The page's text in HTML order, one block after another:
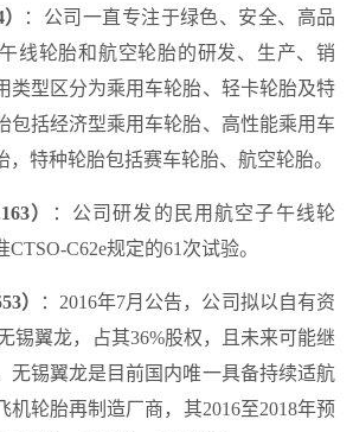
：公司一直专注于绿色、安全、高品
线轮胎和航空轮胎的研发、生产、销
类型区分为乘用车轮胎、轻卡轮胎及特
包括经济型乘用车轮胎、高性能乘用车
，特种轮胎包括赛车轮胎、航空轮胎。
）
：公司研发的民用航空子午线轮
C62e规定的61次试验。
）
：2016年7月公告，公司拟以自有资
锡翼龙，占其36%股权，且未来可能继
无锡翼龙是目前国内唯一具备持续适航
机轮胎再制造厂商，其2016至2018年预